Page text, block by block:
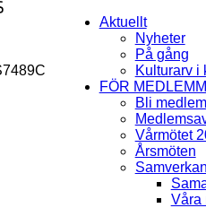
Aktuellt
Nyheter
På gång
Kulturarv i
FÖR
Bli medlem
Vårmötet
Årsmöten
Samverkan
Våra